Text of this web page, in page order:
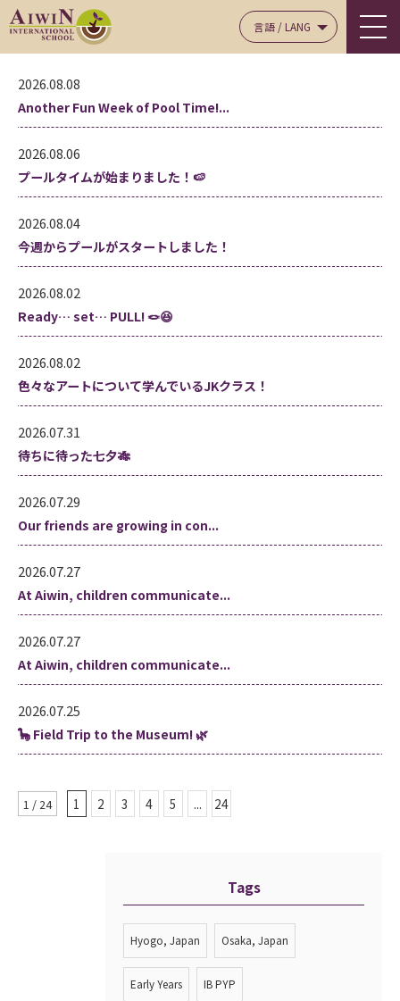
言語 / LANG
Another Fun Week of Pool Time!...
2026.08.08
プールタイムが始まりました！🍉
2026.08.06
今週からプールがスタートしました！
2026.08.04
Ready… set… PULL! 🪢😆
2026.08.02
色々なアートについて学んでいるJKクラス！
2026.08.02
待ちに待った七夕🎋
2026.07.31
Our friends are growing in con...
2026.07.29
At Aiwin, children communicate...
2026.07.27
At Aiwin, children communicate...
2026.07.27
🦕 Field Trip to the Museum! 🌿
2026.07.25
1 / 24 1 2 3 4 5 ... 24
Tags
Hyogo, Japan Osaka, Japan
Early Years IB PYP